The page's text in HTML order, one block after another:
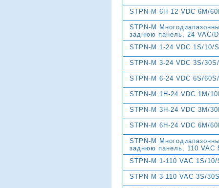
STPN-M 6H-12 VDC 6M/
STPN-M
заднюю панель, 24 VAC/
STPN-M 1-24 VDC 1S/10/
STPN-M 3-24 VDC 3S/
STPN-M 6-24 VDC 6S/
STPN-M 1H-24 VDC 1M/
STPN-M 3H-24 VDC 3M/
STPN-M 6H-24 VDC 6M/
STPN-M
заднюю панель, 110 VAC
STPN-M 1-110 VAC 1S/
STPN-M 3-110 VAC 3S/